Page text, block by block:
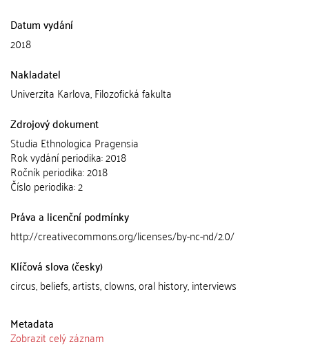
Datum vydání
2018
Nakladatel
Univerzita Karlova, Filozofická fakulta
Zdrojový dokument
Studia Ethnologica Pragensia
Rok vydání periodika: 2018
Ročník periodika: 2018
Číslo periodika: 2
Práva a licenční podmínky
http://creativecommons.org/licenses/by-nc-nd/2.0/
Klíčová slova (česky)
circus, beliefs, artists, clowns, oral history, interviews
Metadata
Zobrazit celý záznam